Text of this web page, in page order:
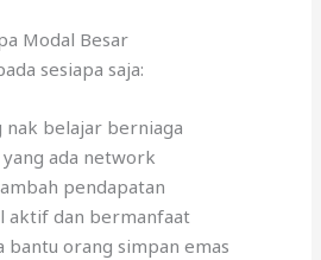
Modal Besar
sesiapa saja:
nak belajar berniaga
ada network
pendapatan
aktif dan bermanfaat
bantu orang simpan emas